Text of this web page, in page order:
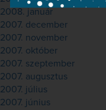
2008. január
2007. december
2007. november
2007. október
2007. szeptember
2007. augusztus
2007. július
2007. június